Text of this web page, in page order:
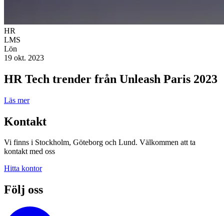
HR
LMS
Lön
19 okt. 2023
HR Tech trender från Unleash Paris 2023
Läs mer
Kontakt
Vi finns i Stockholm, Göteborg och Lund. Välkommen att ta
kontakt med oss
Hitta kontor
Följ oss